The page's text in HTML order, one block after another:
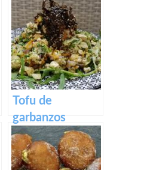
Tofu de
garbanzos
Revuelto para el
desayuno con